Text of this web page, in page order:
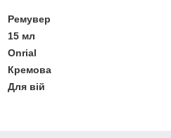
Ремувер
15 мл
Onrial
Кремова
Для вій